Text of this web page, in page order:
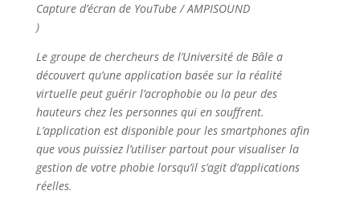
Capture d’écran de YouTube / AMPISOUND
)
Le groupe de chercheurs de l’Université de Bâle a
découvert qu’une application basée sur la réalité
virtuelle peut guérir l’acrophobie ou la peur des
hauteurs chez les personnes qui en souffrent.
L’application est disponible pour les smartphones afin
que vous puissiez l’utiliser partout pour visualiser la
gestion de votre phobie lorsqu’il s’agit d’applications
réelles.